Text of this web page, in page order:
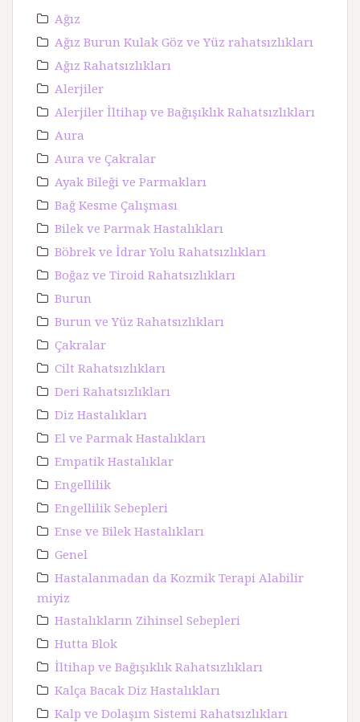
Ağız
Ağız Burun Kulak Göz ve Yüz rahatsızlıkları
Ağız Rahatsızlıkları
Alerjiler
Alerjiler İltihap ve Bağışıklık Rahatsızlıkları
Aura
Aura ve Çakralar
Ayak Bileği ve Parmakları
Bağ Kesme Çalışması
Bilek ve Parmak Hastalıkları
Böbrek ve İdrar Yolu Rahatsızlıkları
Boğaz ve Tiroid Rahatsızlıkları
Burun
Burun ve Yüz Rahatsızlıkları
Çakralar
Cilt Rahatsızlıkları
Deri Rahatsızlıkları
Diz Hastalıkları
El ve Parmak Hastalıkları
Empatik Hastalıklar
Engellilik
Engellilik Sebepleri
Ense ve Bilek Hastalıkları
Genel
Hastalanmadan da Kozmik Terapi Alabilir
miyiz
Hastalıkların Zihinsel Sebepleri
Hutta Blok
İltihap ve Bağışıklık Rahatsızlıkları
Kalça Bacak Diz Hastalıkları
Kalp ve Dolaşım Sistemi Rahatsızlıkları